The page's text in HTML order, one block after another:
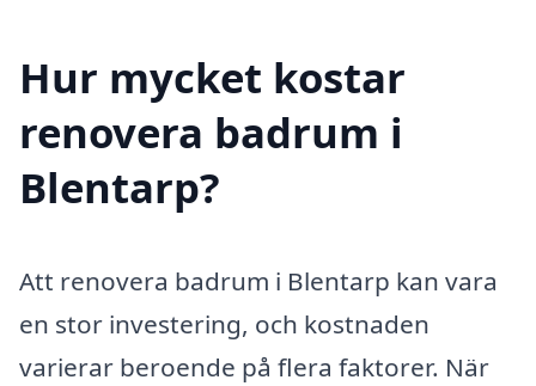
Hur mycket kostar
renovera badrum i
Blentarp?
Att renovera badrum i Blentarp kan vara
en stor investering, och kostnaden
varierar beroende på flera faktorer. När